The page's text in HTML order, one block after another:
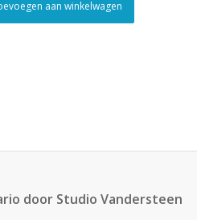
aan winkelwagen
door Studio Vandersteen